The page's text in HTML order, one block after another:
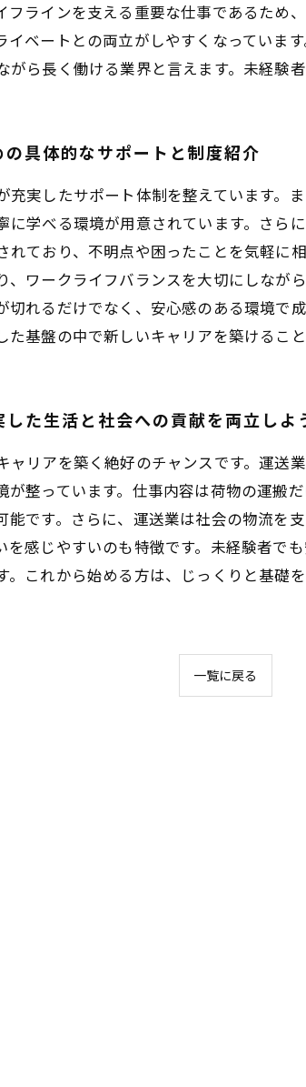
ラインを支える重要な仕事であるため
ベートとの両立がしやすくなっていま
ら長く働ける業界と言えます。未経験
具体的なサポートと制度紹介
実したサポート体制を整えています。
学べる環境が用意されています。さら
ており、不明点や困ったことを気軽に
ワークライフバランスを大切にしなが
れるだけでなく、安心感のある環境で
基盤の中で新しいキャリアを築けること
た生活と社会への貢献を両立しよ
リアを築く絶好のチャンスです。運送
整っています。仕事内容は荷物の運搬
です。さらに、運送業は社会の物流を
感じやすいのも特徴です。未経験者で
これから始める方は、じっくりと基礎
一覧に戻る